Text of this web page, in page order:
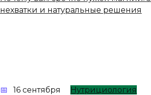
нехватки и натуральные решения
16 сентября
Нутрициология